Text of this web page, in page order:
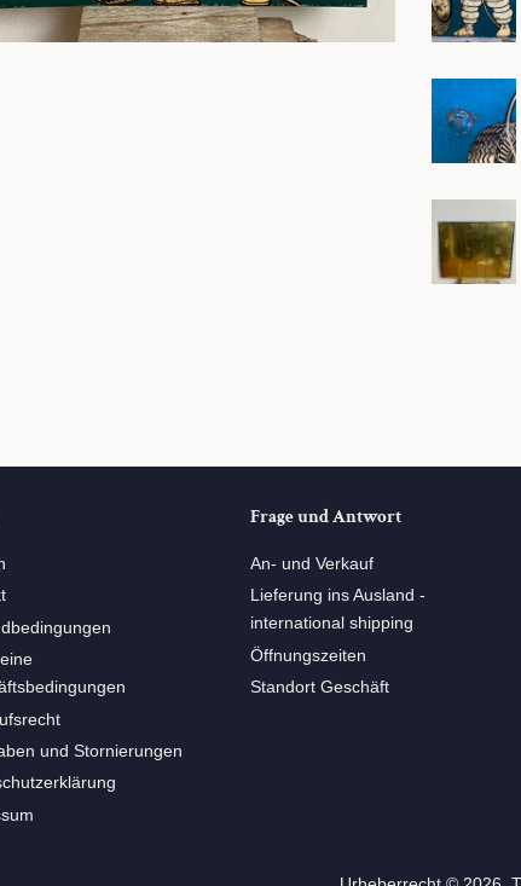
und Stornierungen
Frage und Antwort
An- und Verkauf
Lieferung ins Ausland -
international shipping
Öffnungszeiten
Standort Geschäft